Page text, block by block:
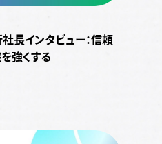
長インタビュー：信頼
強くする